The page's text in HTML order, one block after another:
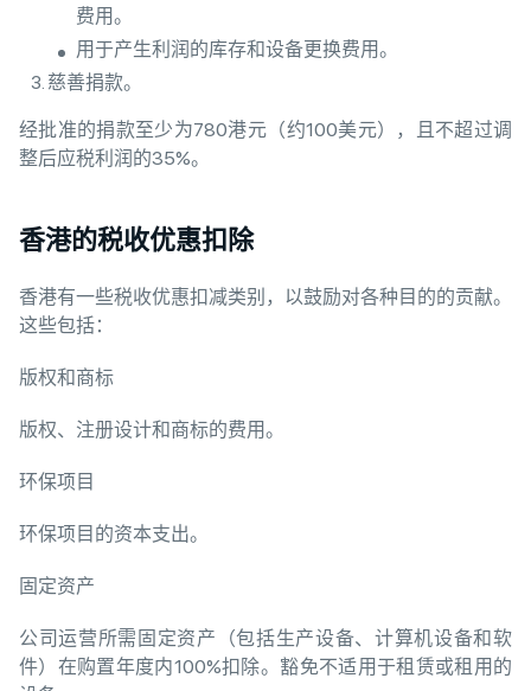
费用。
用于产生利润的库存和设备更换费用。
慈善捐款。
经批准的捐款至少为780港元（约100美元），且不超过调
整后应税利润的35%。
香港的税收优惠扣除
香港有一些税收优惠扣减类别，以鼓励对各种目的的贡献。
这些包括：
版权和商标
版权、注册设计和商标的费用。
环保项目
环保项目的资本支出。
固定资产
公司运营所需固定资产（包括生产设备、计算机设备和软
件）在购置年度内100%扣除。豁免不适用于租赁或租用的